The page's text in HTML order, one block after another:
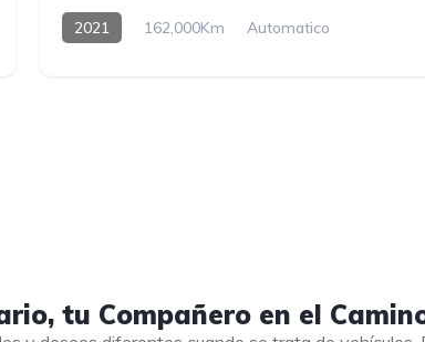
2021 162,000Km Automatico
tu Compañero en el